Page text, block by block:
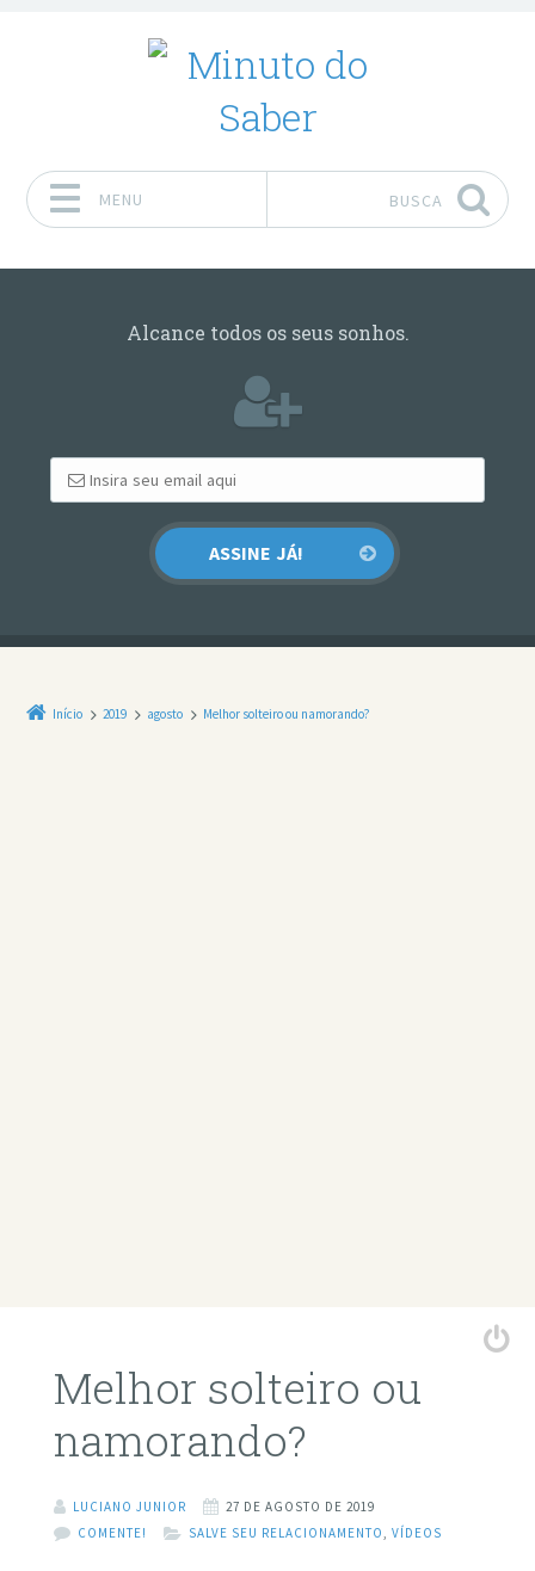
MENU BUSCA
Alcance todos os seus sonhos.
Início 2019 agosto Melhor solteiro ou namorando?
Melhor solteiro ou
namorando?
LUCIANO JUNIOR
27 DE AGOSTO DE 2019
COMENTE!
SALVE SEU RELACIONAMENTO VÍDEOS